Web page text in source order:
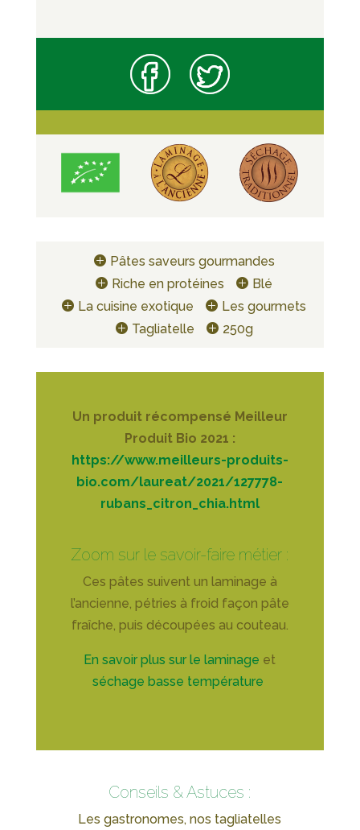
Pâtes saveurs gourmandes
Riche en protéines
Blé
La cuisine exotique
Les gourmets
Tagliatelle
250g
Un produit récompensé Meilleur
Produit Bio 2021 :
https://www.meilleurs-produits-
bio.com/laureat/2021/127778-
rubans_citron_chia.html
Zoom sur le savoir-faire métier :
Ces pâtes suivent un laminage à
l’ancienne, pétries à froid façon pâte
fraîche, puis découpées au couteau.
En savoir plus sur le laminage et
séchage basse température
Conseils & Astuces :
Les gastronomes, nos tagliatelles